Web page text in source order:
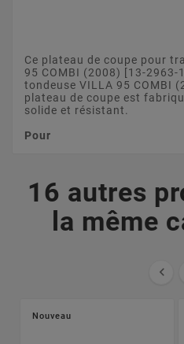
Ce plateau de coupe pour
95 COMBI (2008) [13-
tondeuse VILLA 95 COMBI
plateau de coupe est
solide et résistant.
Pour
16 autres
la même

Nouveau